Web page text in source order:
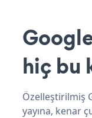
hiç bu
Özelleştirilmiş
yayına, kenar